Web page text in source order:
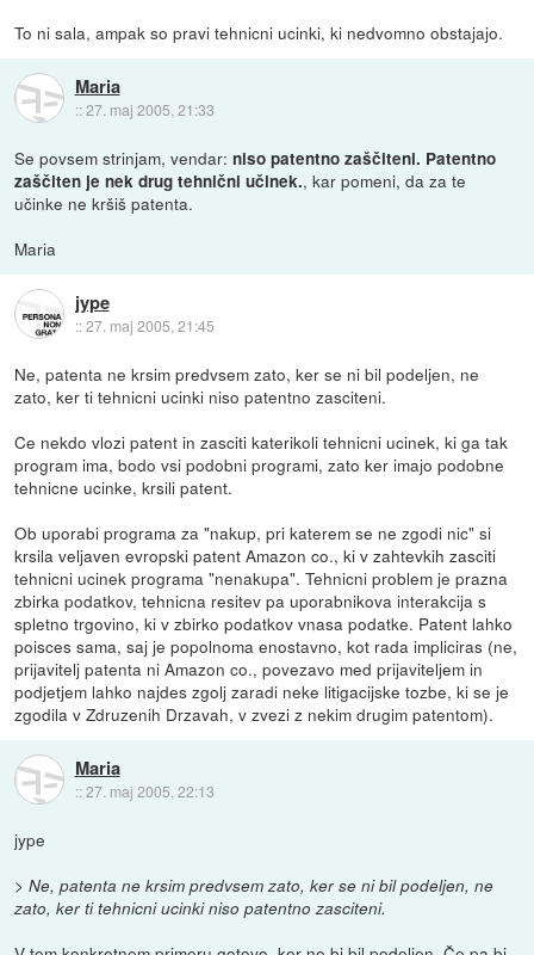
To ni sala, ampak so pravi tehnicni ucinki, ki nedvomno obstajajo.
Maria
::27. maj 2005, 21:33
Se povsem strinjam, vendar:niso patentno zaščiteni. Patentno
zaščiten je nek drug tehnični učinek., kar pomeni, da za te
učinke ne kršiš patenta.
Maria
jype
::27. maj 2005, 21:45
Ne, patenta ne krsim predvsem zato, ker se ni bil podeljen, ne
zato, ker ti tehnicni ucinki niso patentno zasciteni.
Ce nekdo vlozi patent in zasciti katerikoli tehnicni ucinek, ki ga tak
program ima, bodo vsi podobni programi, zato ker imajo podobne
tehnicne ucinke, krsili patent.
Ob uporabi programa za "nakup, pri katerem se ne zgodi nic" si
krsila veljaven evropski patent Amazon co., ki v zahtevkih zasciti
tehnicni ucinek programa "nenakupa". Tehnicni problem je prazna
zbirka podatkov, tehnicna resitev pa uporabnikova interakcija s
spletno trgovino, ki v zbirko podatkov vnasa podatke. Patent lahko
poisces sama, saj je popolnoma enostavno, kot rada impliciras (ne,
prijavitelj patenta ni Amazon co., povezavo med prijaviteljem in
podjetjem lahko najdes zgolj zaradi neke litigacijske tozbe, ki se je
zgodila v Zdruzenih Drzavah, v zvezi z nekim drugim patentom).
Maria
::27. maj 2005, 22:13
jype
> Ne, patenta ne krsim predvsem zato, ker se ni bil podeljen, ne
zato, ker ti tehnicni ucinki niso patentno zasciteni.